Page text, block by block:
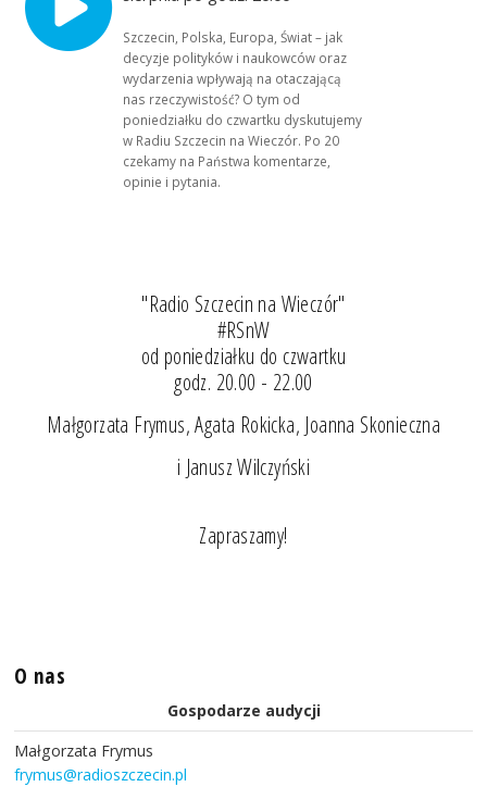
Szczecin, Polska, Europa, Świat – jak
decyzje polityków i naukowców oraz
wydarzenia wpływają na otaczającą
nas rzeczywistość? O tym od
poniedziałku do czwartku dyskutujemy
w Radiu Szczecin na Wieczór. Po 20
czekamy na Państwa komentarze,
opinie i pytania.
"Radio Szczecin na Wieczór"
#RSnW
od poniedziałku do czwartku
godz. 20.00 - 22.00
Małgorzata Frymus, Agata Rokicka, Joanna Skonieczna
i Janusz Wilczyński
Zapraszamy!
O nas
Gospodarze audycji
Małgorzata Frymus
frymus@radioszczecin.pl